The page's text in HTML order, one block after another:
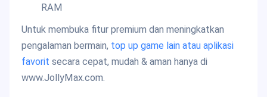
RAM
Untuk membuka fitur premium dan meningkatkan
pengalaman bermain, top up game lain atau aplikasi
favorit secara cepat, mudah & aman hanya di
www.JollyMax.com.